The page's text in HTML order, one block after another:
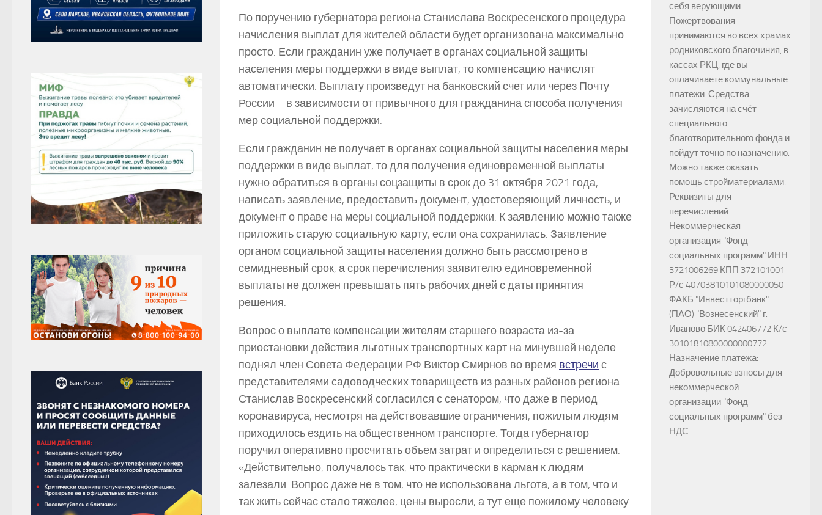
По поручению губернатора региона Станислава Воскресенского процедура
начисления выплат для жителей области будет организована максимально
просто. Если гражданин уже получает в органах социальной защиты
населения меры поддержки в виде выплат, то компенсацию начислят
автоматически. Выплату произведут на банковский счет или через Почту
России – в зависимости от привычного для гражданина способа получения
мер социальной поддержки.
Если гражданин не получает в органах социальной защиты населения меры
поддержки в виде выплат, то для получения единовременной выплаты
нужно обратиться в органы соцзащиты в срок до 31 октября 2021 года,
написать заявление, предоставить документ, удостоверяющий личность, и
документ о праве на меры социальной поддержки. К заявлению можно также
приложить старую социальную карту, если она сохранилась. Заявление
органом социальной защиты населения должно быть рассмотрено в
семидневный срок, а срок перечисления заявителю единовременной
выплаты не должен превышать пять рабочих дней с даты принятия
решения.
Вопрос о выплате компенсации жителям старшего возраста из-за
приостановки действия льготных транспортных карт на минувшей неделе
поднял член Совета Федерации РФ Виктор Смирнов во время встречи с
представителями садоводческих товариществ из разных районов региона.
Станислав Воскресенский согласился с сенатором, что даже в период
коронавируса, несмотря на действовавшие ограничения, пожилым людям
приходилось ездить на общественном транспорте. Тогда губернатор
поручил оперативно просчитать объем затрат и определиться с решением.
«Действительно, получалось так, что практически в карман к людям
залезали. Вопрос даже не в том, что не использована льгота, а в том, что и
так жить сейчас стало тяжелее, цены выросли, а тут еще пожилому человеку
себя верующими.
Пожертвования
принимаются во всех храмах
родниковского благочиния, в
кассах РКЦ, где вы
оплачиваете коммунальные
платежи. Средства
зачисляются на счёт
специального
благотворительного фонда и
пойдут точно по назначению.
Можно также оказать
помощь стройматериалами.
Реквизиты для
перечислений
Некоммерческая
организация "Фонд
социальных программ" ИНН
3721006269 КПП 372101001
Р/с 40703810101080000050
ФАКБ "Инвестторгбанк"
(ПАО) "Вознесенский" г.
Иваново БИК 042406772 К/с
30101810800000000772
Назначение платежа:
Добровольные взносы для
некоммерческой
организации "Фонд
социальных программ" без
НДС.